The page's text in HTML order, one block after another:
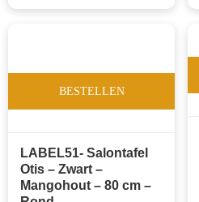
BESTELLEN
LABEL51- Salontafel
Otis – Zwart –
Mangohout – 80 cm –